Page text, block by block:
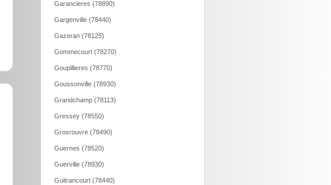
Garancieres (78890)
Gargenville (78440)
Gazeran (78125)
Gommecourt (78270)
Goupillieres (78770)
Goussonville (78930)
Grandchamp (78113)
Gressey (78550)
Grosrouvre (78490)
Guernes (78520)
Guerville (78930)
Guitrancourt (78440)